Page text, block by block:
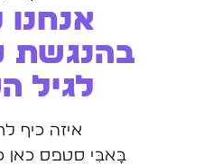
אנחנו
בהנגשת
לגיל
איזה כיף
בָּאבִּי סטפס כאן